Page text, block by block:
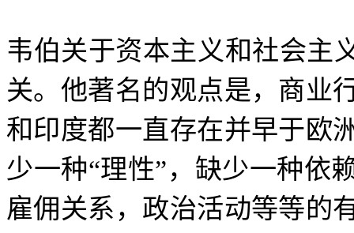
韦伯关于资本主义和社会主
关。他著名的观点是，商业
和印度都一直存在并早于欧
少一种“理性”，缺少一种依
雇佣关系，政治活动等等的